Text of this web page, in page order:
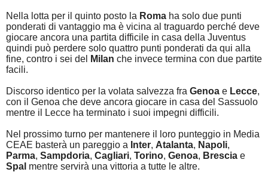
Nella lotta per il quinto posto la Roma ha solo due punti
ponderati di vantaggio ma è vicina al traguardo perché deve
giocare ancora una partita difficile in casa della Juventus
quindi può perdere solo quattro punti ponderati da qui alla
fine, contro i sei del
Milan che invece termina con due partite
facili.
Discorso identico per la volata salvezza fra Genoa e Lecce,
con il Genoa che deve ancora giocare in casa del Sassuolo
mentre il Lecce ha terminato i suoi impegni difficili.
Nel prossimo turno per mantenere il loro punteggio in Media
CEAE basterà un pareggio a Inter, Atalanta, Napoli,
Parma, Sampdoria, Cagliari, Torino, Genoa, Brescia e
Spal mentre servirà una vittoria a tutte le altre.